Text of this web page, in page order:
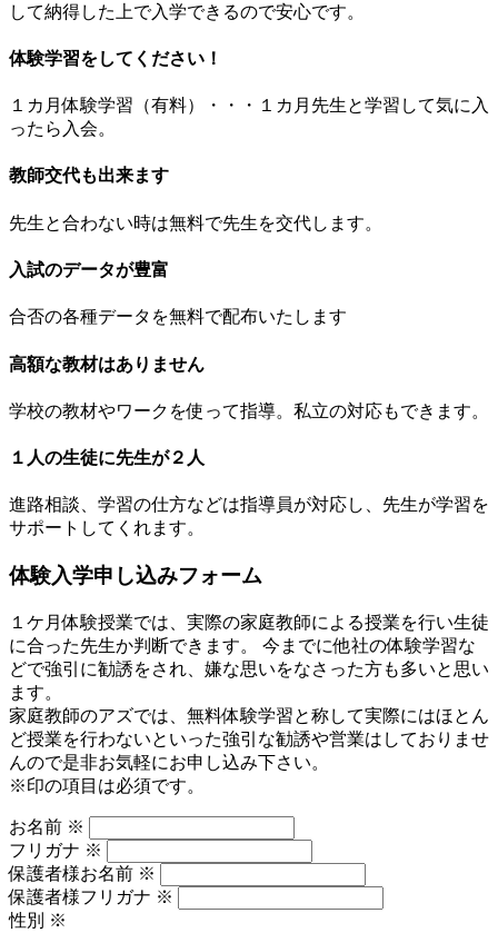
して納得した上で入学できるので安心です。
体験学習をしてください！
１カ月体験学習（有料）・・・１カ月先生と学習して気に入
ったら入会。
教師交代も出来ます
先生と合わない時は無料で先生を交代します。
入試のデータが豊富
合否の各種データを無料で配布いたします
高額な教材はありません
学校の教材やワークを使って指導。私立の対応もできます。
１人の生徒に先生が２人
進路相談、学習の仕方などは指導員が対応し、先生が学習を
サポートしてくれます。
体験入学申し込みフォーム
１ケ月体験授業では、実際の家庭教師による授業を行い生徒
に合った先生か判断できます。 今までに他社の体験学習な
どで強引に勧誘をされ、嫌な思いをなさった方も多いと思い
ます。
家庭教師のアズでは、無料体験学習と称して実際にはほとん
ど授業を行わないといった強引な勧誘や営業はしておりませ
んので是非お気軽にお申し込み下さい。
※印の項目は必須です。
お名前 ※
フリガナ ※
保護者様お名前 ※
保護者様フリガナ ※
性別 ※